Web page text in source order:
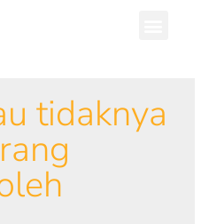
tidaknya